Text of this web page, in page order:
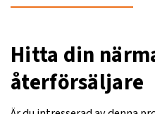
Hitta din
återförsäljare